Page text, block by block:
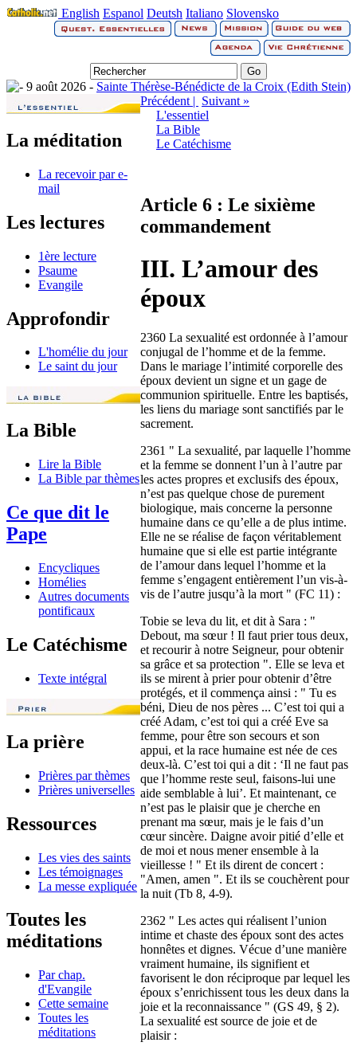
English Espanol Deutsh Italiano Slovensko
9 août 2026 - Sainte Thérèse-Bénédicte de la Croix (Edith Stein)
La méditation
La recevoir par e-
mail
Les lectures
1ère lecture
Psaume
Evangile
Approfondir
L'homélie du jour
Le saint du jour
La Bible
Lire la Bible
La Bible par thèmes
Ce que dit le
Pape
Encycliques
Homélies
Autres documents
pontificaux
Le Catéchisme
Texte intégral
La prière
Prières par thèmes
Prières universelles
Ressources
Les vies des saints
Les témoignages
La messe expliquée
Toutes les
méditations
Par chap.
d'Evangile
Cette semaine
Toutes les
méditations
Précédent | Suivant »
L'essentiel
La Bible
Le Catéchisme
Article 6 : Le sixième
commandement
III. L’amour des
époux
2360 La sexualité est ordonnée à l’amour
conjugal de l’homme et de la femme.
Dans le mariage l’intimité corporelle des
époux devient un signe et un gage de
communion spirituelle. Entre les baptisés,
les liens du mariage sont sanctifiés par le
sacrement.
2361 " La sexualité, par laquelle l’homme
et la femme se donnent l’un à l’autre par
les actes propres et exclusifs des époux,
n’est pas quelque chose de purement
biologique, mais concerne la personne
humaine dans ce qu’elle a de plus intime.
Elle ne se réalise de façon véritablement
humaine que si elle est partie intégrante
de l’amour dans lequel l’homme et la
femme s’engagent entièrement l’un vis-à-
vis de l’autre jusqu’à la mort " (FC 11) :
Tobie se leva du lit, et dit à Sara : "
Debout, ma sœur ! Il faut prier tous deux,
et recourir à notre Seigneur, pour obtenir
sa grâce et sa protection ". Elle se leva et
ils se mirent à prier pour obtenir d’être
protégés, et il commença ainsi : " Tu es
béni, Dieu de nos pères ... C’est toi qui a
créé Adam, c’est toi qui a créé Eve sa
femme, pour être son secours et son
appui, et la race humaine est née de ces
deux-là. C’est toi qui a dit : ‘Il ne faut pas
que l’homme reste seul, faisons-lui une
aide semblable à lui’. Et maintenant, ce
n’est pas le plaisir que je cherche en
prenant ma sœur, mais je le fais d’un
cœur sincère. Daigne avoir pitié d’elle et
de moi et nous mener ensemble à la
vieillesse ! " Et ils dirent de concert :
"Amen, amen ". Et ils se couchèrent pour
la nuit (Tb 8, 4-9).
2362 " Les actes qui réalisent l’union
intime et chaste des époux sont des actes
honnêtes et dignes. Vécue d’une manière
vraiment humaine, ils signifient et
favorisent le don réciproque par lequel les
époux s’enrichissent tous les deux dans la
joie et la reconnaissance " (GS 49, § 2).
La sexualité est source de joie et de
plaisir :